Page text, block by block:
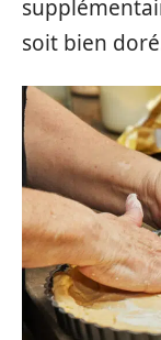
soit bien